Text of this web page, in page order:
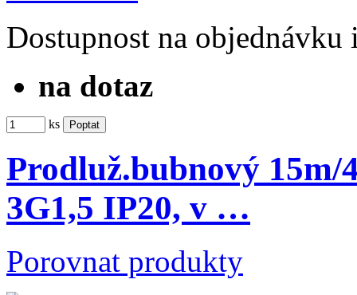
Dostupnost na objednávku
na dotaz
ks
Prodluž.bubnový
3G1,5 IP20, v …
Porovnat produkty